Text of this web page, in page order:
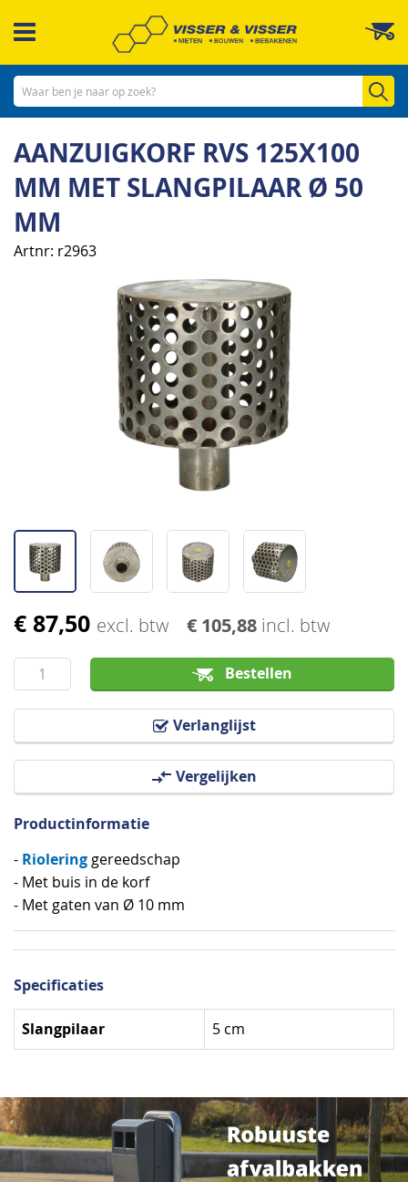
naar
inhoud
AANZUIGKORF RVS 125X100
MM MET SLANGPILAAR Ø 50
MM
Artnr r2963
€ 87,50 excl. btw € 105,88 incl. btw
Bestellen
Verlanglijst
Vergelijken
Ga
het
begin
van
Productinformatie
- Riolering gereedschap
- Met buis in de korf
- Met gaten van Ø 10 mm
Specificaties
Specificaties
Slangpilaar 5 cm